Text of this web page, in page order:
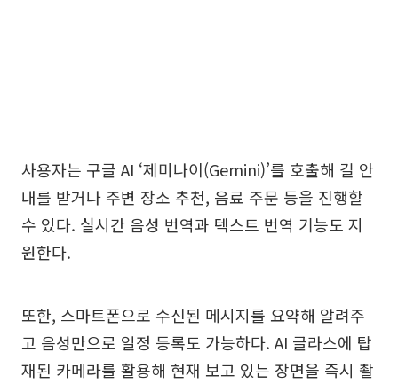
사용자는 구글 AI ‘제미나이(Gemini)’를 호출해 길 안
내를 받거나 주변 장소 추천, 음료 주문 등을 진행할
수 있다. 실시간 음성 번역과 텍스트 번역 기능도 지
원한다.
또한, 스마트폰으로 수신된 메시지를 요약해 알려주
고 음성만으로 일정 등록도 가능하다. AI 글라스에 탑
재된 카메라를 활용해 현재 보고 있는 장면을 즉시 촬